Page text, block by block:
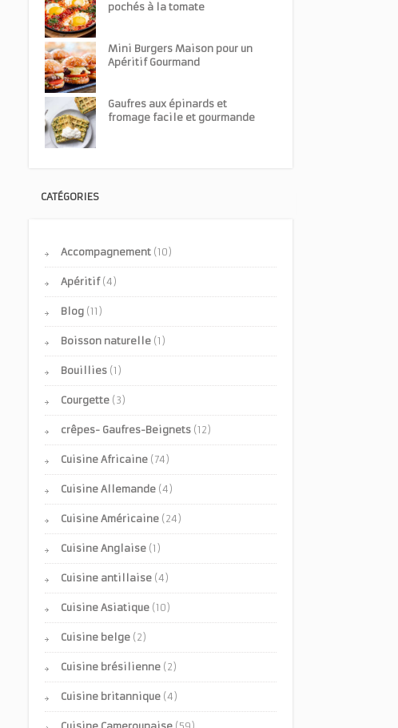
pochés à la tomate
Mini Burgers Maison pour un
Apéritif Gourmand
Gaufres aux épinards et
fromage facile et gourmande
CATÉGORIES
Accompagnement (10)
Apéritif(4)
Blog (11)
Boisson naturelle (1)
Bouillies (1)
Courgette (3)
crêpes- Gaufres-Beignets (12)
Cuisine Africaine (74)
Cuisine Allemande (4)
Cuisine Américaine (24)
Cuisine Anglaise (1)
Cuisine antillaise (4)
Cuisine Asiatique (10)
Cuisine belge (2)
Cuisine brésilienne (2)
Cuisine britannique (4)